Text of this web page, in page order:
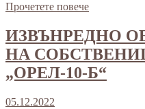
Прочетете повече
ИЗВЪНРЕДНО
НА
„ОРЕЛ-10-Б“
05.12.2022